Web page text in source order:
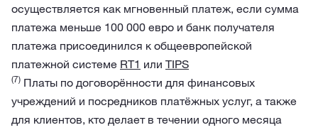
осуществляется как мгновенный платеж, если сумма
платежа меньше 100 000 евро и банк получателя
платежа присоединился к общеевропейской
платежной системе RT1 или TIPS
(7) Платы по договорённости для финансовых
учреждений и посредников платёжных услуг, а также
для клиентов, кто делает в течении одного месяца